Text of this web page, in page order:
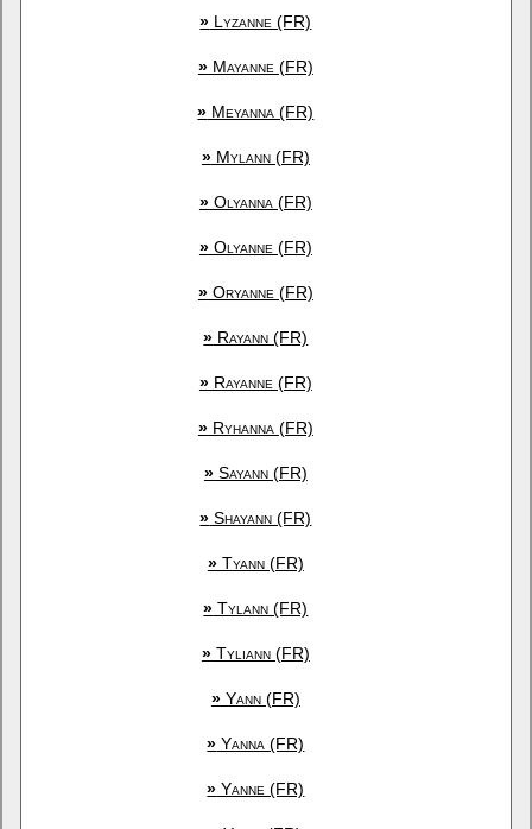
» Lyzanne (FR)
»Mayanne (FR)
» Meyanna (FR)
»Mylann (FR)
»Olyanna (FR)
»Olyanne (FR)
»Oryanne (FR)
» Rayann (FR)
»Rayanne (FR)
»Ryhanna (FR)
»Sayann (FR)
» Shayann (FR)
»Tyann (FR)
» Tylann (FR)
»Tyliann (FR)
»Yann (FR)
» Yanna (FR)
» Yanne (FR)